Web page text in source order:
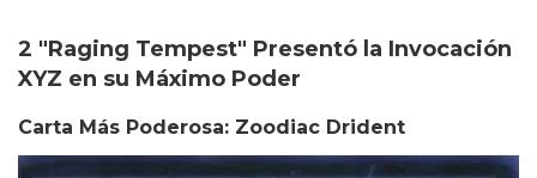
2 "Raging Tempest" Presentó la Invocación
XYZ en su Máximo Poder
Carta Más Poderosa: Zoodiac Drident